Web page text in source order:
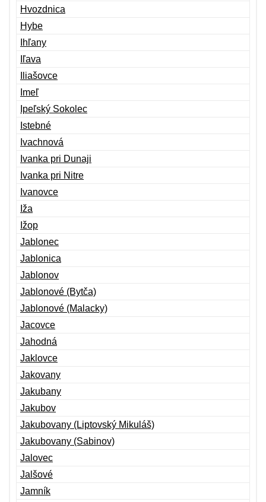
Hvozdnica
Hybe
Ihľany
Iľava
Iliašovce
Imeľ
Ipeľský Sokolec
Istebné
Ivachnová
Ivanka pri Dunaji
Ivanka pri Nitre
Ivanovce
Iža
Ižop
Jablonec
Jablonica
Jablonov
Jablonové (Bytča)
Jablonové (Malacky)
Jacovce
Jahodná
Jaklovce
Jakovany
Jakubany
Jakubov
Jakubovany (Liptovský Mikuláš)
Jakubovany (Sabinov)
Jalovec
Jalšové
Jamník